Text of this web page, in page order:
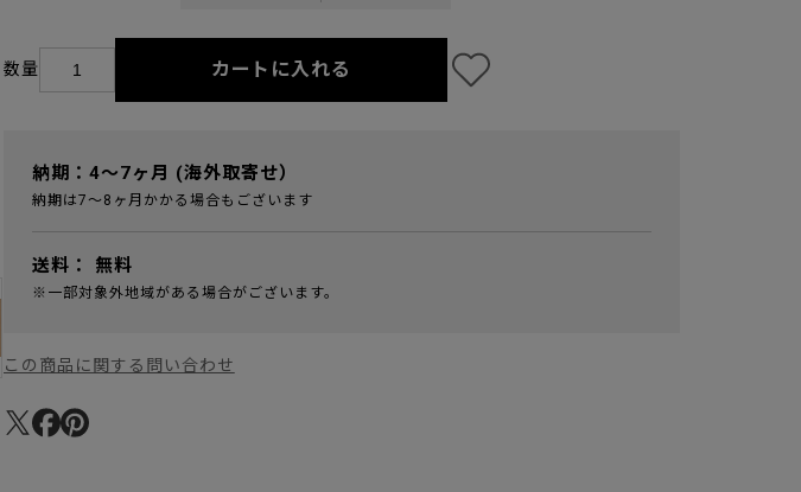
数量 カートに入れる
納期：4～7ヶ月 (海外取寄せ）
納期は7～8ヶ月かかる場合もございます
送料： 無料
※一部対象外地域がある場合がございます。
この商品に関する問い合わせ